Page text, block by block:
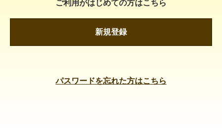
ご利用がはじめての方はこちら
新規登録
パスワードを忘れた方はこちら